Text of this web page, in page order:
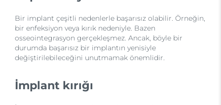
Bir implant çeşitli nedenlerle başarısız olabilir. Örneğin,
bir enfeksiyon veya kırık nedeniyle. Bazen
osseointegrasyon gerçekleşmez. Ancak, böyle bir
durumda başarısız bir implantın yenisiyle
değiştirilebileceğini unutmamak önemlidir.
İmplant kırığı